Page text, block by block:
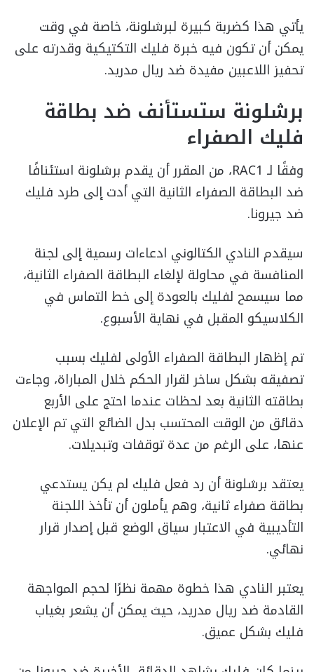
يأتي هذا كضربة كبيرة لبرشلونة، خاصة في وقت
يمكن أن تكون فيه خبرة فليك التكتيكية وقدرته على
تحفيز اللاعبين مفيدة ضد ريال مدريد.
برشلونة ستستأنف ضد بطاقة
فليك الصفراء
وفقًا لـ RAC1، من المقرر أن يقدم برشلونة استئنافًا
ضد البطاقة الصفراء الثانية التي أدت إلى طرد فليك
ضد جيرونا.
سيقدم النادي الكتالوني ادعاءات رسمية إلى لجنة
المنافسة في محاولة لإلغاء البطاقة الصفراء الثانية،
مما سيسمح لفليك بالعودة إلى خط التماس في
الكلاسيكو المقبل في نهاية الأسبوع.
تم إظهار البطاقة الصفراء الأولى لفليك بسبب
تصفيقه بشكل ساخر لقرار الحكم خلال المباراة، وجاءت
بطاقته الثانية بعد لحظات عندما احتج على الأربع
دقائق من الوقت المحتسب بدل الضائع التي تم الإعلان
عنها، على الرغم من عدة توقفات وتبديلات.
يعتقد برشلونة أن رد فعل فليك لم يكن يستدعي
بطاقة صفراء ثانية، وهم يأملون أن تأخذ اللجنة
التأديبية في الاعتبار سياق الوضع قبل إصدار قرار
نهائي.
يعتبر النادي هذا خطوة مهمة نظرًا لحجم المواجهة
القادمة ضد ريال مدريد، حيث يمكن أن يشعر بغياب
فليك بشكل عميق.